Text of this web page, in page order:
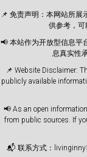
📌 免责声明：本网站所
供参考，可
📢 本站作为开放型信息平
息真实性
📌 Website Disclaimer:
publicly available
📢 As an open
from public sources. If
📬 联系方式：